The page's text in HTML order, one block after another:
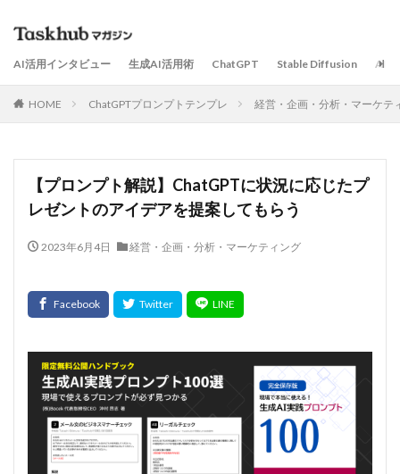
AI活用インタビュー 生成AI活用術 ChatGPT Stable Diffusion AIサ
HOME ChatGPTプロンプトテンプレ 経営・企画・分析・マーケテ
【プロンプト解説】ChatGPTに状況に応じたプ
レゼントのアイデアを提案してもらう
2023年6月4日 経営・企画・分析・マーケティング